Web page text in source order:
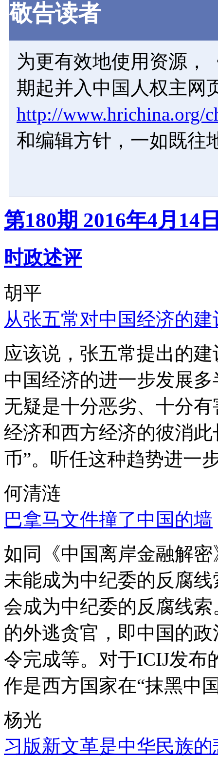
敬告读者
为更有效地使用资源，
期起并入中国人权主网
http://www.hrichina.org/
和编辑方针，一如既往
第180期 2016年4月14
时政述评
胡平
从张五常对中国经济的
应该说，张五常提出的
中国经济的进一步发展
无疑是十分恶劣、十分
经济和西方经济的彼消
币”。听任这种趋势进一
何清涟
巴拿马文件撞了中国的墙
如同《中国离岸金融解
未能成为中纪委的反腐
会成为中纪委的反腐线
的外逃贪官，即中国的
令完成等。对于ICIJ发布
作是西方国家在“抹黑中
杨光
习版新文革是中华民族的